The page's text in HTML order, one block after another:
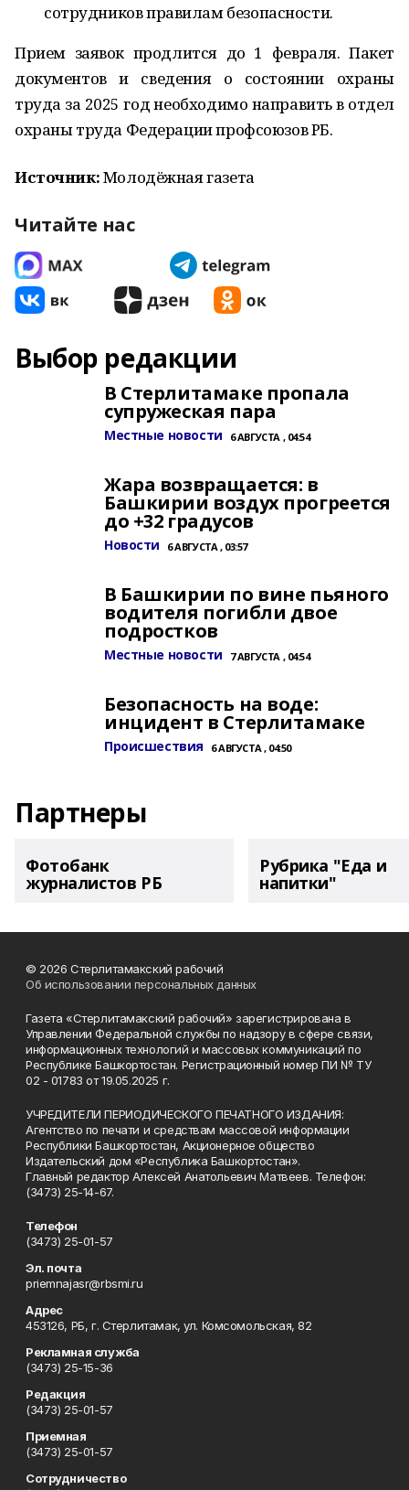
сотрудников правилам безопасности.
Прием заявок продлится до 1 февраля. Пакет
документов и сведения о состоянии охраны
труда за 2025 год необходимо направить в отдел
охраны труда Федерации профсоюзов РБ.
Источник:Молодёжная газета
Читайте нас
Выбор редакции
В Стерлитамаке пропала
супружеская пара
Местные новости 6 АВГУСТА , 04:54
Жара возвращается: в
Башкирии воздух прогреется
до +32 градусов
Новости 6 АВГУСТА , 03:57
В Башкирии по вине пьяного
водителя погибли двое
подростков
Местные новости 7 АВГУСТА , 04:54
Безопасность на воде:
инцидент в Стерлитамаке
Происшествия 6 АВГУСТА , 04:50
Партнеры
Фотобанк
журналистов РБ
Рубрика "Еда и
напитки"
© 2026 Стерлитамакский рабочий
Об использовании персональных данных
Газета «Стерлитамакский рабочий» зарегистрирована в
Управлении Федеральной службы по надзору в сфере связи,
информационных технологий и массовых коммуникаций по
Республике Башкортостан. Регистрационный номер ПИ № ТУ
02 - 01783 от 19.05.2025 г.
УЧРЕДИТЕЛИ ПЕРИОДИЧЕСКОГО ПЕЧАТНОГО ИЗДАНИЯ:
Агентство по печати и средствам массовой информации
Республики Башкортостан, Акционерное общество
Издательский дом «Республика Башкортостан».
Главный редактор Алексей Анатольевич Матвеев. Телефон:
(3473) 25-14-67.
Телефон
(3473) 25-01-57
Эл. почта
priemnajasr@rbsmi.ru
Адрес
453126, РБ, г. Стерлитамак, ул. Комсомольская, 82
Рекламная служба
(3473) 25-15-36
Редакция
(3473) 25-01-57
Приемная
(3473) 25-01-57
Сотрудничество